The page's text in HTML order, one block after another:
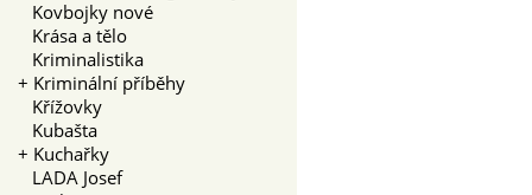
Kovbojky nové
Krása a tělo
Kriminalistika
+ Kriminální příběhy
Křížovky
Kubašta
+ Kuchařky
LADA Josef